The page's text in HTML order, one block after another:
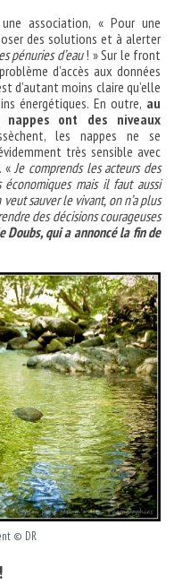
association, « Pour une
des solutions et à alerter
pénuries d’eau! » Sur le front
d’accès aux données
d’autant moins claire qu’elle
énergétiques. En outre, au
ont des niveaux
les nappes ne se
très sensible avec
« Je comprends les acteurs des
économiques mais il faut aussi
sauver le vivant, on n’a plus
des décisions courageuses
qui a annoncé la fin de
© DR